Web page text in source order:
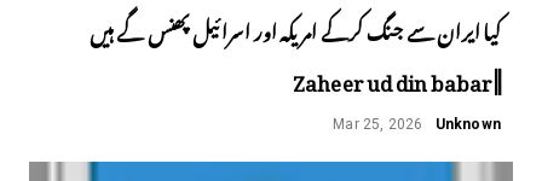
کیا ایران سے جنگ کرکے امریکہ اور اسرائیل پھنس گے ہیں
||Zaheer ud din babar
Unknown
Mar 25, 2026